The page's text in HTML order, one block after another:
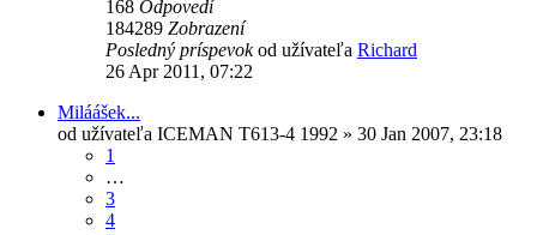
168 Odpovedí
184289 Zobrazení
Posledný príspevokod užívateľa Richard
26 Apr 2011, 07:22
Miláášek...
od užívateľa ICEMAN T613-4 1992 » 30 Jan 2007, 23:18
1
…
3
4